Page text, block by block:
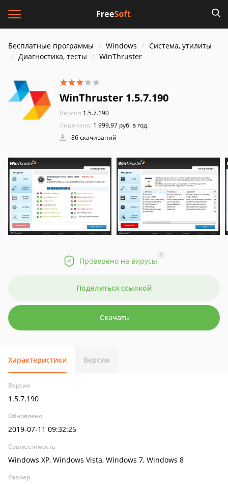
Бесплатные программы Windows
Система, утилиты
Диагностика, тесты
WinThruster
WinThruster 1.5.7.190
Версия:1.5.7.190
Лицензия: 1 999,97 руб. в год.
86 скачиваний
Проверено на вирусы
?
Поделиться ссылкой
Скачать
Характеристики Версии
Версия
1.5.7.190
Обновлено
2019-07-11 09:32:25
Совместимость
Windows XP, Windows Vista, Windows 7, Windows 8
Размер